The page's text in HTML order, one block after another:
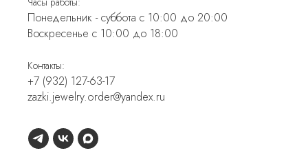
Понедельник - суббота с 10:00 до 20:00
Воскресенье с 10:00 до 18:00
Контакты:
+7 (932) 127-63-17
zazki.jewelry.order@yandex.ru